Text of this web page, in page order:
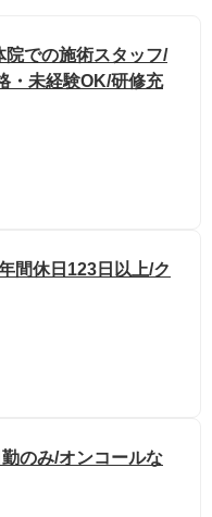
院での施術スタッフ/
・未経験OK/研修充
間休日123日以上/ク
のみ/オンコールな